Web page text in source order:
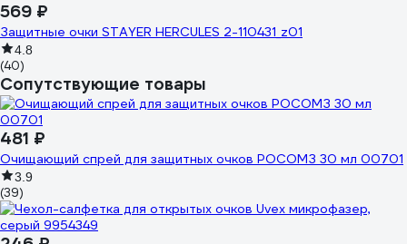
569 ₽
Защитные очки STAYER HERCULES 2-110431_z01
4.8
(40)
Сопутствующие товары
481 ₽
Очищающий спрей для защитных очков РОСОМЗ 30 мл 00701
3.9
(39)